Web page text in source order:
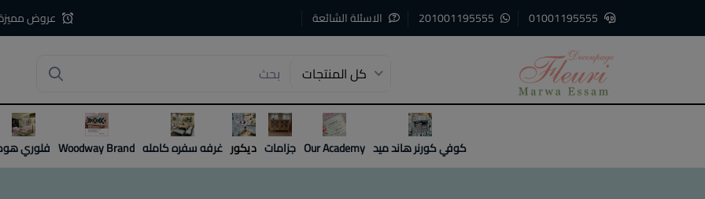
الاسئلة الشائعة عروض
كل المنتجات
1
2
3
4
كوفي كورنر هاند ميد Our Academy جزامات ديكور غرفه سفره كامله Woodway Brand فلوري